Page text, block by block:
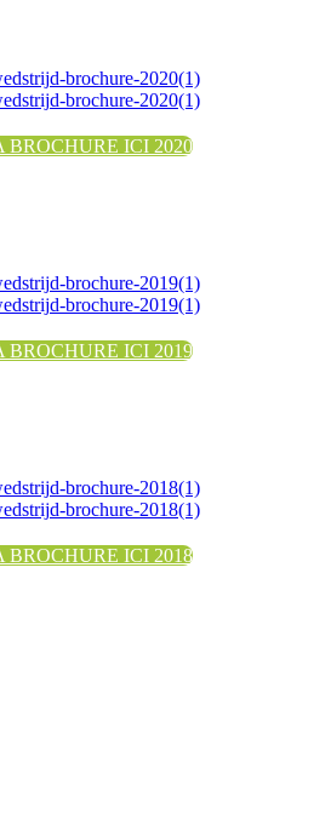
BROCHURE ICI 2020
BROCHURE ICI 2019
BROCHURE ICI 2018